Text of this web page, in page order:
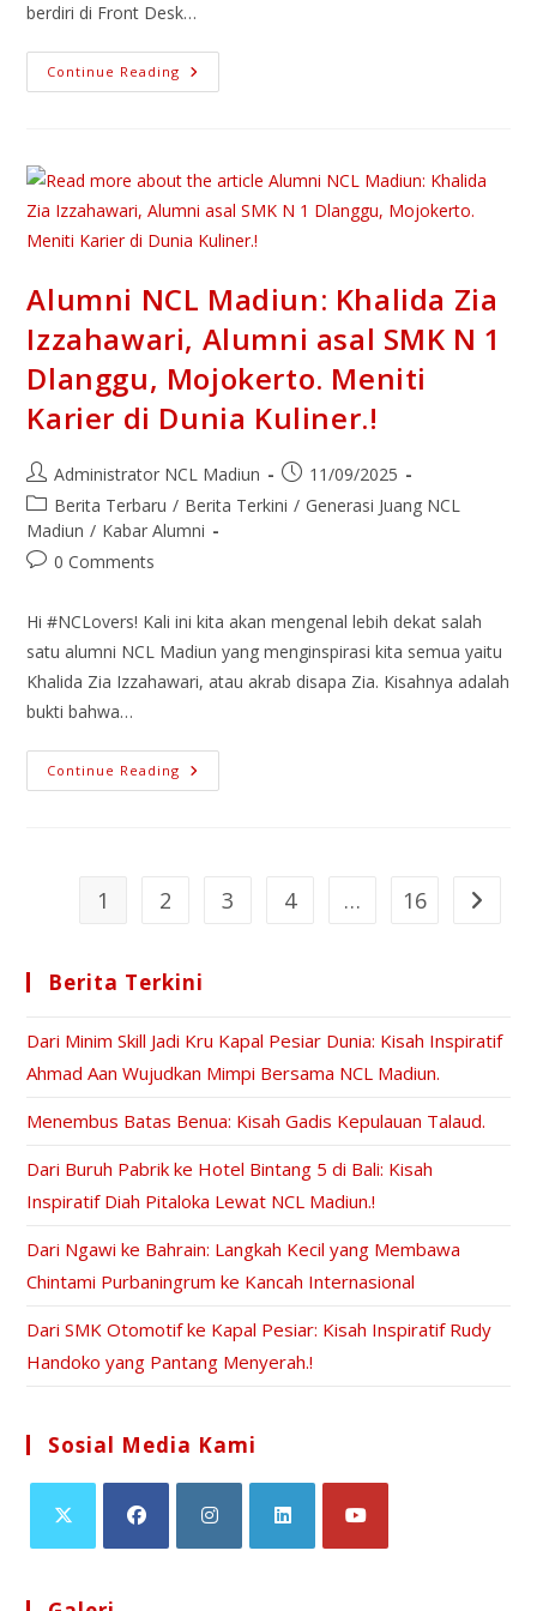
berdiri di Front Desk…
Continue Reading
Alumni NCL Madiun: Khalida Zia
Izzahawari, Alumni asal SMK N 1
Dlanggu, Mojokerto. Meniti
Karier di Dunia Kuliner.!
Administrator NCL Madiun
11/09/2025
Berita Terbaru / Berita Terkini / Generasi Juang NCL
Madiun / Kabar Alumni
0 Comments
Hi #NCLovers! Kali ini kita akan mengenal lebih dekat salah
satu alumni NCL Madiun yang menginspirasi kita semua yaitu
Khalida Zia Izzahawari, atau akrab disapa Zia. Kisahnya adalah
bukti bahwa…
Continue Reading
1 2 3 4 … 16
Berita Terkini
Dari Minim Skill Jadi Kru Kapal Pesiar Dunia: Kisah Inspiratif
Ahmad Aan Wujudkan Mimpi Bersama NCL Madiun.
Menembus Batas Benua: Kisah Gadis Kepulauan Talaud.
Dari Buruh Pabrik ke Hotel Bintang 5 di Bali: Kisah
Inspiratif Diah Pitaloka Lewat NCL Madiun.!
Dari Ngawi ke Bahrain: Langkah Kecil yang Membawa
Chintami Purbaningrum ke Kancah Internasional
Dari SMK Otomotif ke Kapal Pesiar: Kisah Inspiratif Rudy
Handoko yang Pantang Menyerah.!
Sosial Media Kami